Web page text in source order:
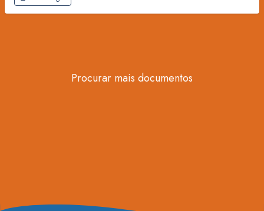
Procurar mais documentos